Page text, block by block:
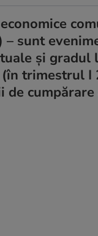
sunt
și gradul
trimestrul I
de